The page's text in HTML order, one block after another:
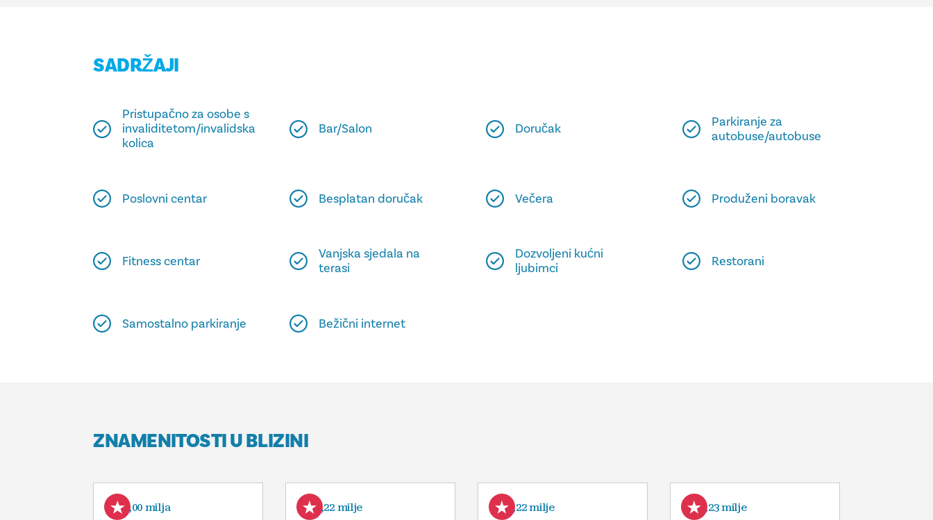
SADRŽAJI
Pristupačno za osobe s
invaliditetom/invalidska
kolica
Bar/Salon Doručak
Parkiranje za
autobuse/autobuse
Poslovni centar Besplatan doručak Večera Produženi boravak
Fitness centar
Vanjska sjedala na
terasi
Dozvoljeni kućni
ljubimci
Restorani
Samostalno parkiranje Bežični internet
ZNAMENITOSTI U BLIZINI
0,00 milja 0,22 milje 0,22 milje 0,23 milje